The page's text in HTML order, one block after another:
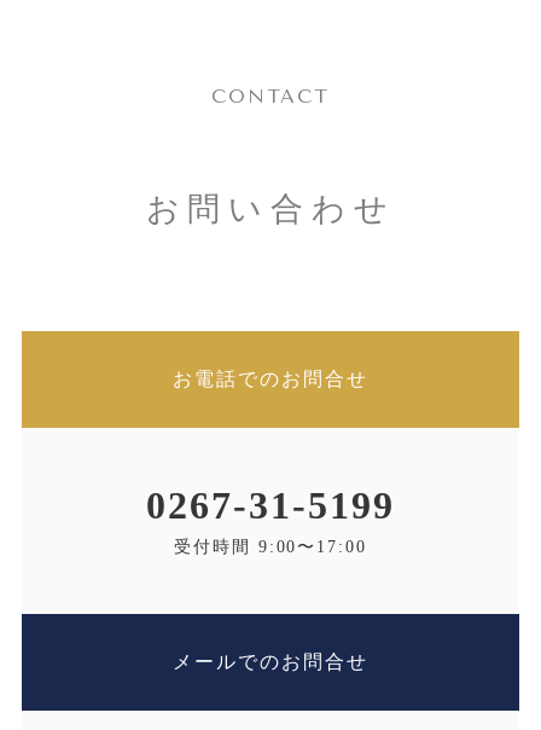
CONTACT
お問い合わせ
お電話でのお問合せ
0267-31-5199
受付時間 9:00〜17:00
メールでのお問合せ